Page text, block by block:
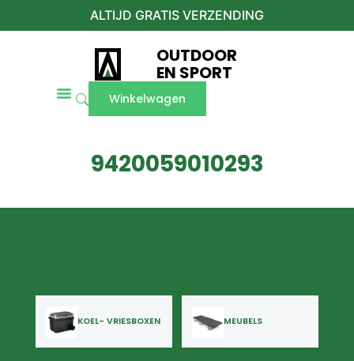
ALTIJD GRATIS VERZENDING
OUTDOOR
EN SPORT
Winkelwagen
9420059010293
KOEL- VRIESBOXEN MEUBELS